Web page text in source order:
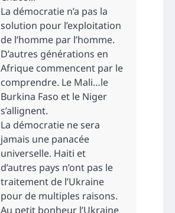
La démocratie n’a pas la
solution pour l’exploitation
de l’homme par l’homme.
D’autres générations en
Afrique commencent par le
comprendre. Le Mali…le
Burkina Faso et le Niger
s’allignent.
La démocratie ne sera
jamais une panacée
universelle. Haiti et
d’autres pays n’ont pas le
traitement de l’Ukraine
pour de multiples raisons.
Au petit bonheur l’Ukraine